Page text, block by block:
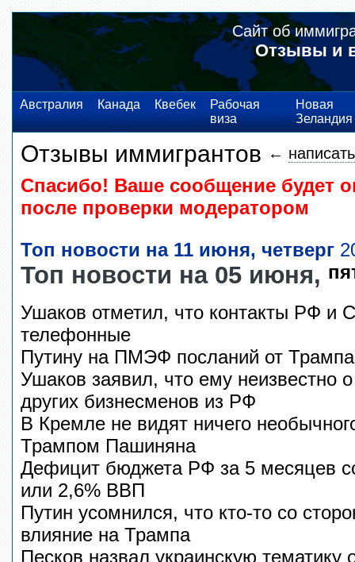
Сайт об
Отзывы и
Австралия Канада Квебек
Рабочая
виза
Новая
Зеландия
Отзывы иммигрантов ←
Спасибо! Ваше сообщение будет
после проверки модератором
Топ новости на 11 июня, четверг
Топ новости на 05 июня,
Ушаков отметил, что контакты РФ и
телефонные
Путину на ПМЭФ посланий от
Ушаков заявил, что ему неизвестно
других бизнесменов из РФ
В Кремле не видят ничего
Трампом Пашиняна
Дефицит бюджета РФ за 5 месяцев
или 2,6% ВВП
Путин усомнился, что кто-то со
влияние на Трампа
Песков назвал украинскую